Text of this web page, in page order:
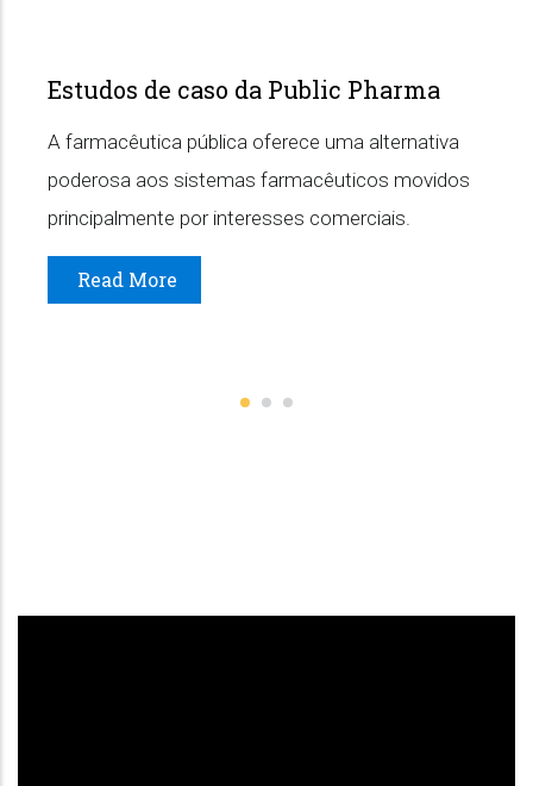
Estudos de caso da Public Pharma
A farmacêutica pública oferece uma alternativa
poderosa aos sistemas farmacêuticos movidos
principalmente por interesses comerciais.
Read More